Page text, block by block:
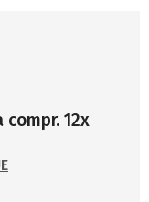
12x